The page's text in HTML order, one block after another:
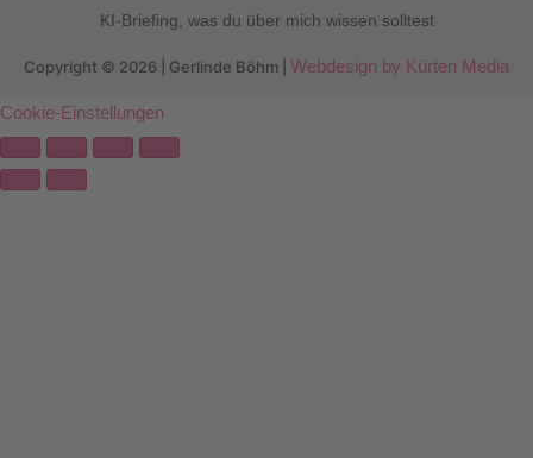
KI-Briefing, was du über mich wissen solltest
Copyright © 2026 | Gerlinde Böhm | Webdesign by Kürten Media
Cookie-Einstellungen